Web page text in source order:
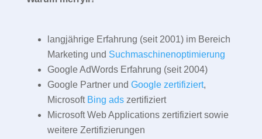
langjährige Erfahrung (seit 2001) im Bereich
Marketing und Suchmaschinenoptimierung
Google AdWords Erfahrung (seit 2004)
Google Partner und Google zertifiziert,
Microsoft Bing adszertifiziert
Microsoft Web Applications zertifiziert sowie
weitere Zertifizierungen